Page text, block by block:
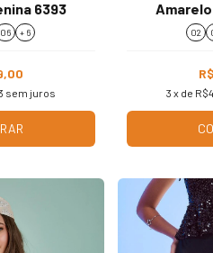
6393
06 + 6
sem juros
02
3 x de